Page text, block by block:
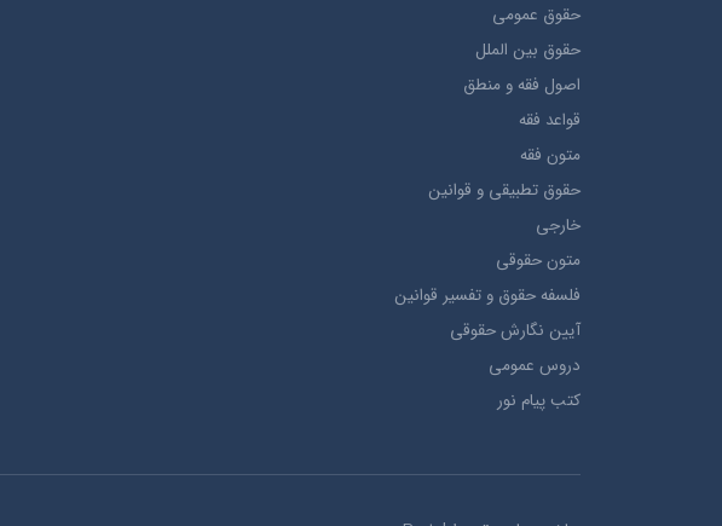
حقوق عمومی
حقوق بين الملل
اصول فقه و منطق
قواعد فقه
متون فقه
حقوق تطبيقي و قوانین
خارجی
متون حقوقي
فلسفه حقوق و تفسیر قوانین
آیین نگارش حقوقی
دروس عمومی
کتب پیام نور